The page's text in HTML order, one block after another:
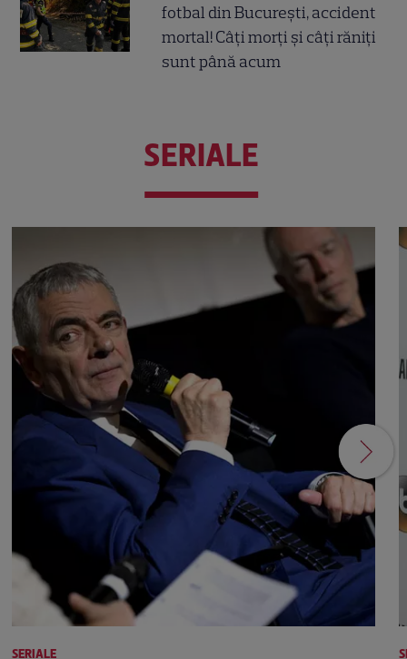
fotbal din București, accident
mortal! Câți morți și câți răniți
sunt până acum
SERIALE
SERIALE